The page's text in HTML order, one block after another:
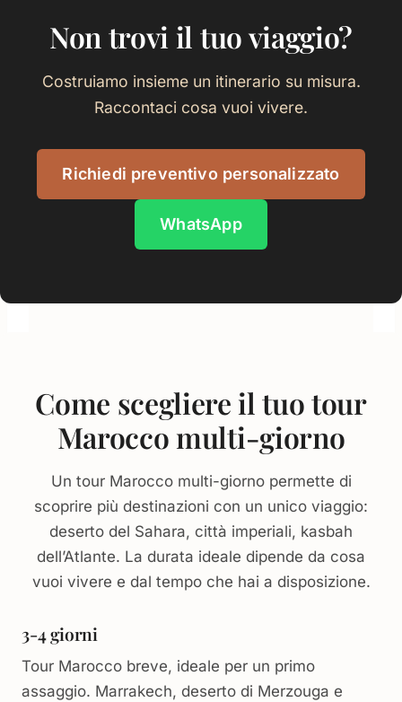
Non trovi il tuo viaggio?
Costruiamo insieme un itinerario su misura.
Raccontaci cosa vuoi vivere.
Richiedi preventivo personalizzato
WhatsApp
Come scegliere il tuo tour
Marocco multi-giorno
Un tour Marocco multi-giorno permette di
scoprire più destinazioni con un unico viaggio:
deserto del Sahara, città imperiali, kasbah
dell’Atlante. La durata ideale dipende da cosa
vuoi vivere e dal tempo che hai a disposizione.
3-4 giorni
Tour Marocco breve, ideale per un primo
assaggio. Marrakech, deserto di Merzouga e